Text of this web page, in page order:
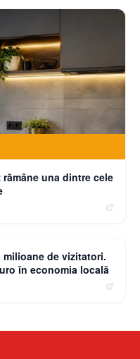
una dintre cele
milioane de vizitatori.
în economia locală